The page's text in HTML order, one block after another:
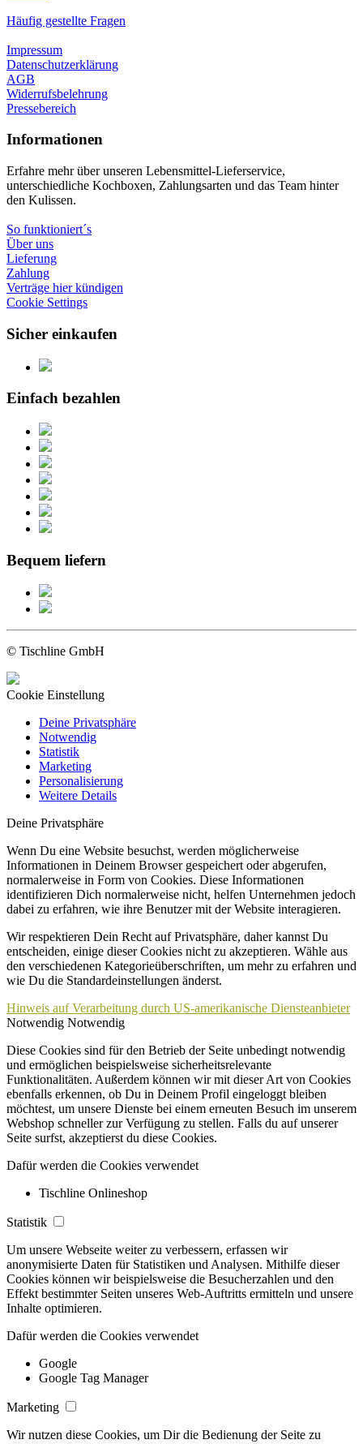
Häufig gestellte Fragen
Impressum
Datenschutzerklärung
AGB
Widerrufsbelehrung
Pressebereich
Informationen
Erfahre mehr über unseren Lebensmittel-Lieferservice,
unterschiedliche Kochboxen, Zahlungsarten und das Team hinter
den Kulissen.
So funktioniert´s
Über uns
Lieferung
Zahlung
Verträge hier kündigen
Cookie Settings
Sicher einkaufen
Einfach bezahlen
Bequem liefern
© Tischline GmbH
Cookie Einstellung
Deine Privatsphäre
Notwendig
Statistik
Marketing
Personalisierung
Weitere Details
Deine Privatsphäre
Wenn Du eine Website besuchst, werden möglicherweise
Informationen in Deinem Browser gespeichert oder abgerufen,
normalerweise in Form von Cookies. Diese Informationen
identifizieren Dich normalerweise nicht, helfen Unternehmen jedoch
dabei zu erfahren, wie ihre Benutzer mit der Website interagieren.
Wir respektieren Dein Recht auf Privatsphäre, daher kannst Du
entscheiden, einige dieser Cookies nicht zu akzeptieren. Wähle aus
den verschiedenen Kategorieüberschriften, um mehr zu erfahren und
wie Du die Standardeinstellungen änderst.
Hinweis auf Verarbeitung durch US-amerikanische Diensteanbieter
Notwendig Notwendig
Diese Cookies sind für den Betrieb der Seite unbedingt notwendig
und ermöglichen beispielsweise sicherheitsrelevante
Funktionalitäten. Außerdem können wir mit dieser Art von Cookies
ebenfalls erkennen, ob Du in Deinem Profil eingeloggt bleiben
möchtest, um unsere Dienste bei einem erneuten Besuch im unserem
Webshop schneller zur Verfügung zu stellen. Falls du auf unserer
Seite surfst, akzeptierst du diese Cookies.
Dafür werden die Cookies verwendet
Tischline Onlineshop
Statistik
Um unsere Webseite weiter zu verbessern, erfassen wir
anonymisierte Daten für Statistiken und Analysen. Mithilfe dieser
Cookies können wir beispielsweise die Besucherzahlen und den
Effekt bestimmter Seiten unseres Web-Auftritts ermitteln und unsere
Inhalte optimieren.
Dafür werden die Cookies verwendet
Google
Google Tag Manager
Marketing
Wir nutzen diese Cookies, um Dir die Bedienung der Seite zu